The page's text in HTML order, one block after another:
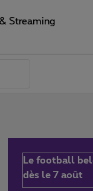
Streaming
Le football
dès le 7 août